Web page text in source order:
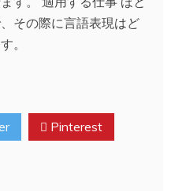
その際に言語表現はど
。
Pinterest